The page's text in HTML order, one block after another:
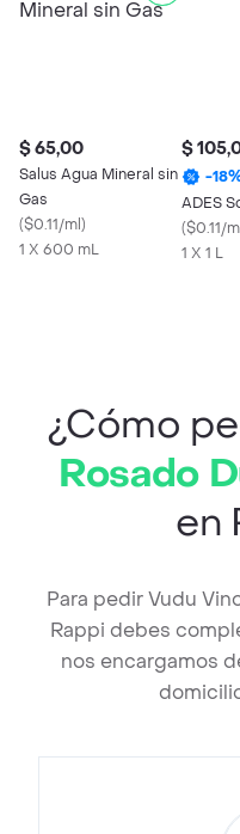
$ 65,00
Salus Agua Mineral sin
Gas
($0.11/ml)
1 X 600 mL
$
-18
ADES
($0.11/ml
1 X 1 L
¿Cómo
Rosado
en
Para pedir Vudu
Rappi debes
nos encargamos